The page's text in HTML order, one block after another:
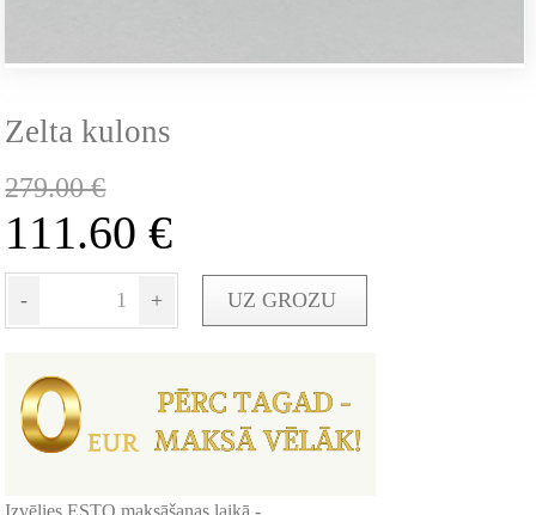
Zelta kulons
279.00€
111.60€
- + UZ GROZU